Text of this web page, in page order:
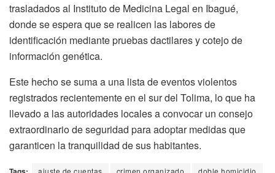
trasladados al Instituto de Medicina Legal en Ibagué,
donde se espera que se realicen las labores de
identificación mediante pruebas dactilares y cotejo de
información genética.
Este hecho se suma a una lista de eventos violentos
registrados recientemente en el sur del Tolima, lo que ha
llevado a las autoridades locales a convocar un consejo
extraordinario de seguridad para adoptar medidas que
garanticen la tranquilidad de sus habitantes.
ajuste de cuentas crimen organizado doble homicidio